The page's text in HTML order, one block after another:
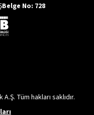
Belge No: 728
Tüm hakları saklıdır.